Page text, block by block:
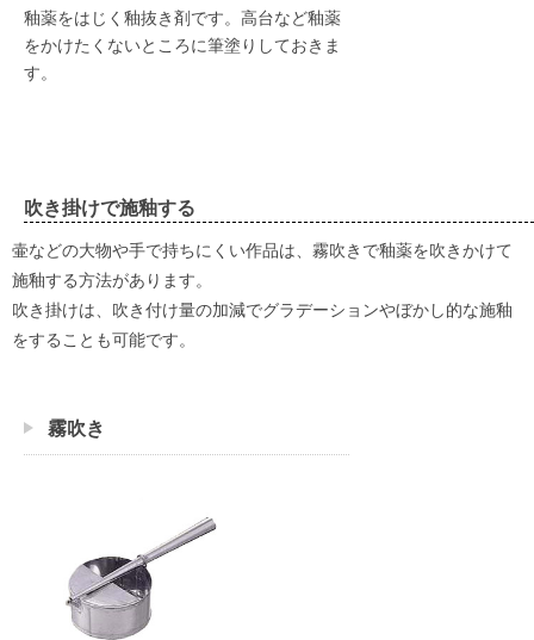
釉薬をはじく釉抜き剤です。高台など釉薬
をかけたくないところに筆塗りしておきま
す。
吹き掛けで施釉する
壷などの大物や手で持ちにくい作品は、霧吹きで釉薬を吹きかけて
施釉する方法があります。
吹き掛けは、吹き付け量の加減でグラデーションやぼかし的な施釉
をすることも可能です。
霧吹き